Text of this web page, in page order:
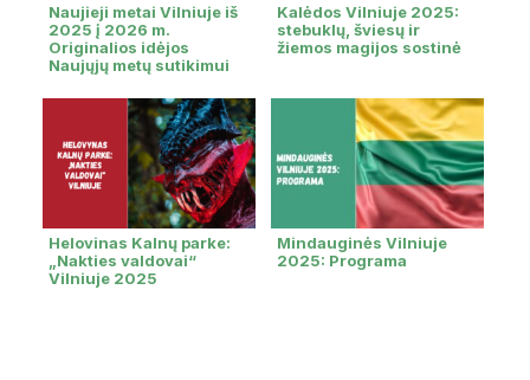
Naujieji metai Vilniuje iš
2025 į 2026 m.
Originalios idėjos
Naujųjų metų sutikimui
Kalėdos Vilniuje 2025:
stebuklų, šviesų ir
žiemos magijos sostinė
Helovinas Kalnų parke:
„Nakties valdovai“
Vilniuje 2025
Mindauginės Vilniuje
2025: Programa